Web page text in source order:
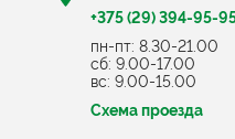
+375 (29) 394-95-
пн-пт: 8.30-21.00
cб: 9.00-17.00
вс: 9.00-15.00
Схема проезда